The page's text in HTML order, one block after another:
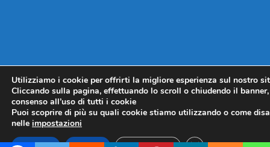
Utilizziamo i cookie per offrirti la migliore esperienza sul nostro
Cliccando sulla pagina, effettuando lo scroll o chiudendo il
consenso all’uso di tutti i cookie
Puoi scoprire di più su quali cookie stiamo utilizzando o come
nelle impostazioni
CLOSE GDPR